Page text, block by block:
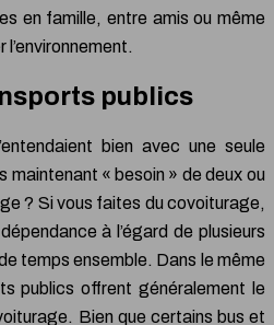
en famille, entre amis ou même
publics
bien avec une seule
maintenant « besoin » de deux ou
? Si vous faites du covoiturage,
à l’égard de plusieurs
temps ensemble. Dans le même
publics offrent généralement le
Bien que certains bus et